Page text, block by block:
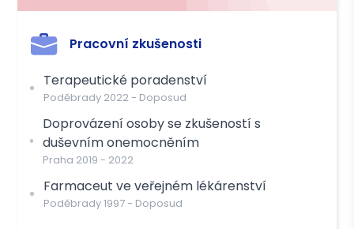
Pracovní zkušenosti
Terapeutické poradenství
Poděbrady 2022- Doposud
Doprovázení osoby se zkušeností s
duševním onemocněním
Praha 2019 - 2022
Farmaceut ve veřejném lékárenství
Poděbrady1997- Doposud